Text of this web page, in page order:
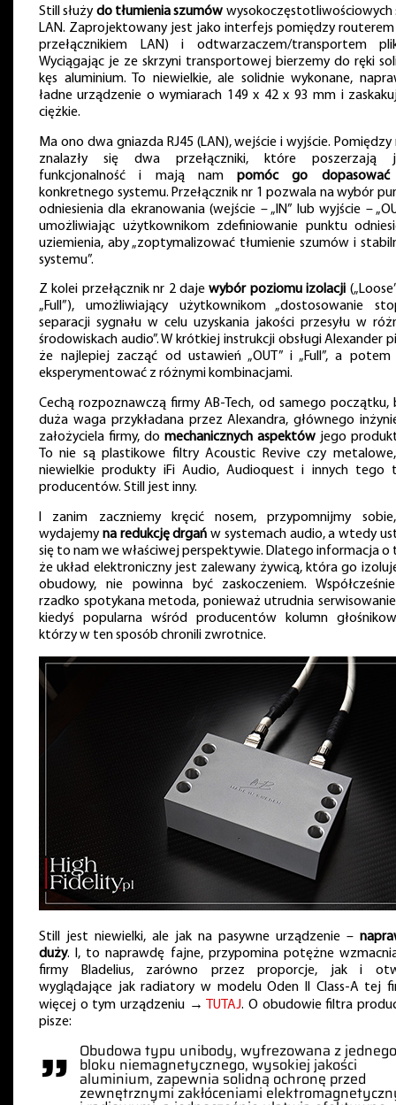
Still służydo tłumienia szumów wysokoczęstotliwościowych
LAN. Zaprojektowany jest jako interfejs pomiędzy routerem
przełącznikiem LAN) i odtwarzaczem/transportem
Wyciągając je ze skrzyni transportowej bierzemy do ręki
kęs aluminium. To niewielkie, ale solidnie wykonane,
ładne urządzenie o wymiarach 149 x 42 x 93 mm i
ciężkie.
Ma ono dwa gniazda RJ45 (LAN), wejście i wyjście. Pomiędzy
znalazły się dwa przełączniki, które poszerzają
funkcjonalność i mają nampomóc go dopasować
konkretnego systemu. Przełącznik nr 1 pozwala na wybór
odniesienia dla ekranowania (wejście – „IN” lub wyjście –
umożliwiając użytkownikom zdefiniowanie punktu
uziemienia, aby „zoptymalizować tłumienie szumów i
systemu”.
Z kolei przełącznik nr 2 dajewybór poziomu izolacji
„Full”), umożliwiający użytkownikom „dostosowanie
separacji sygnału w celu uzyskania jakości przesyłu w
środowiskach audio”. W krótkiej instrukcji obsługi Alexander
że najlepiej zacząć od ustawień „OUT” i „Full”, a potem
eksperymentować z różnymi kombinacjami.
Cechą rozpoznawczą firmy AB-Tech, od samego początku,
duża waga przykładana przez Alexandra, głównego
założyciela firmy, do mechanicznych aspektów jego
To nie są plastikowe filtry Acoustic Revive czy
niewielkie produkty iFi Audio, Audioquest i innych tego
producentów. Still jest inny.
I zanim zaczniemy kręcić nosem, przypomnijmy
wydajemyna redukcję drgań w systemach audio, a wtedy
się to nam we właściwej perspektywie. Dlatego informacja o
że układ elektroniczny jest zalewany żywicą, która go
obudowy, nie powinna być zaskoczeniem.
rzadko spotykana metoda, ponieważ utrudnia
kiedyś popularna wśród producentów kolumn
którzy w ten sposób chronili zwrotnice.
Still jest niewielki, ale jak na pasywne urządzenie –
duży. I, to naprawdę fajne, przypomina potężne
firmy Bladelius, zarówno przez proporcje, jak i
wyglądające jak radiatory w modelu Oden II Class-A tej
więcej o tym urządzeniu →
TUTAJ. O obudowie filtra
pisze:
” Obudowa typu unibody, wyfrezowana z jednego
bloku niemagnetycznego, wysokiej jakości
aluminium, zapewnia solidną ochronę przed
zewnętrznymi zakłóceniami